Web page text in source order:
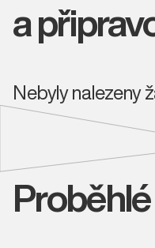
a
Nebyly nalezeny
Proběhlé